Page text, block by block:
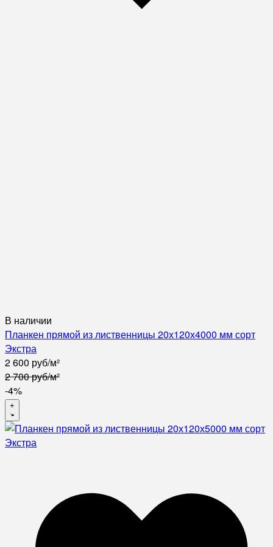
В наличии
Планкен прямой из лиственницы 20х120х4000 мм сорт
Экстра
2 600 руб/м²
2 700руб/м²
-4%
+